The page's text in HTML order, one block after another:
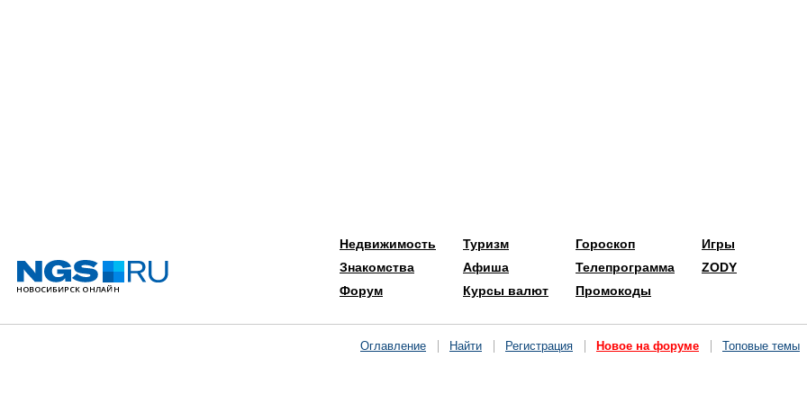
Недвижимость
Знакомства
Форум
Туризм
Афиша
Курсы валют
Гороскоп
Телепрограмма
Промокоды
Игры
ZODY
Оглавление Найти Регистрация Новое на форуме Топовые темы